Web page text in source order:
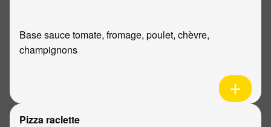
Base sauce tomate, fromage, poulet, chèvre,
champignons
Pizza raclette